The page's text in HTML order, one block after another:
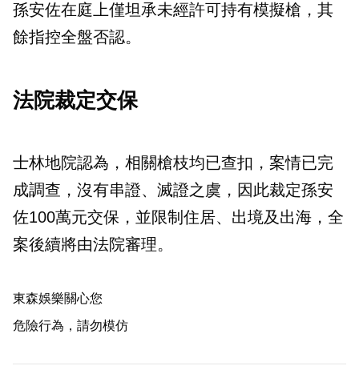
孫安佐在庭上僅坦承未經許可持有模擬槍，其
餘指控全盤否認。
法院裁定交保
士林地院認為，相關槍枝均已查扣，案情已完
成調查，沒有串證、滅證之虞，因此裁定孫安
佐100萬元交保，並限制住居、出境及出海，全
案後續將由法院審理。
東森娛樂關心您
危險行為，請勿模仿